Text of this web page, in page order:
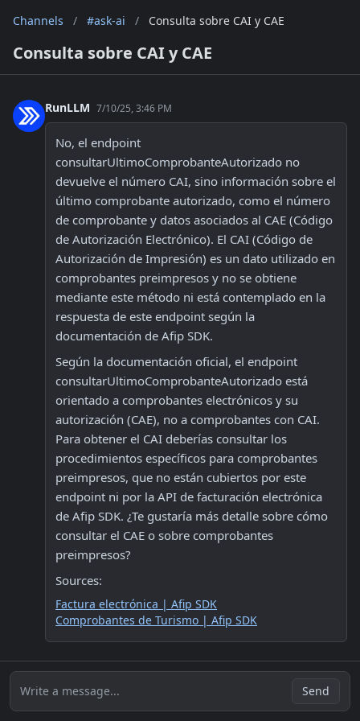
Channels / #ask-ai / Consulta sobre CAI y CAE
Consulta sobre CAI y CAE
RunLLM 7/10/25, 3:46 PM
No, el endpoint
consultarUltimoComprobanteAutorizado no
devuelve el número CAI, sino información sobre el
último comprobante autorizado, como el número
de comprobante y datos asociados al CAE (Código
de Autorización Electrónico). El CAI (Código de
Autorización de Impresión) es un dato utilizado en
comprobantes preimpresos y no se obtiene
mediante este método ni está contemplado en la
respuesta de este endpoint según la
documentación de Afip SDK.
Según la documentación oficial, el endpoint
consultarUltimoComprobanteAutorizado está
orientado a comprobantes electrónicos y su
autorización (CAE), no a comprobantes con CAI.
Para obtener el CAI deberías consultar los
procedimientos específicos para comprobantes
preimpresos, que no están cubiertos por este
endpoint ni por la API de facturación electrónica
de Afip SDK. ¿Te gustaría más detalle sobre cómo
consultar el CAE o sobre comprobantes
preimpresos?
Sources:
Factura electrónica | Afip SDK
Comprobantes de Turismo | Afip SDK
Write a message... Send